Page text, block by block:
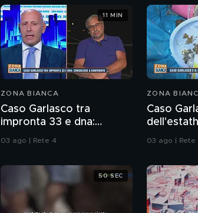
ZONA BIANCA
Caso Garlasco tra
impronta 33 e dna:
consulenze a confronto
03 ago | Rete 4
11 MIN
ZONA
Caso
spazzatura
03 ago | Rete
50 SEC